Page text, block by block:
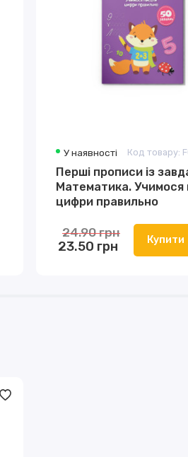
У наявності Код товару:
Перші прописи із
Математика. Учимося
цифри правильно
23.50 грн
24.90 грн Купити